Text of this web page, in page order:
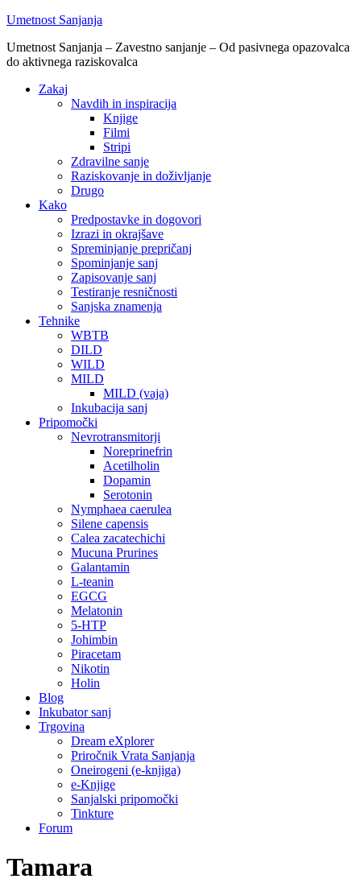
Umetnost Sanjanja
Umetnost Sanjanja – Zavestno sanjanje – Od pasivnega opazovalca
do aktivnega raziskovalca
Zakaj
Navdih in inspiracija
Knjige
Filmi
Stripi
Zdravilne sanje
Raziskovanje in doživljanje
Drugo
Kako
Predpostavke in dogovori
Izrazi in okrajšave
Spreminjanje prepričanj
Spominjanje sanj
Zapisovanje sanj
Testiranje resničnosti
Sanjska znamenja
Tehnike
WBTB
DILD
WILD
MILD
MILD (vaja)
Inkubacija sanj
Pripomočki
Nevrotransmitorji
Noreprinefrin
Acetilholin
Dopamin
Serotonin
Nymphaea caerulea
Silene capensis
Calea zacatechichi
Mucuna Prurines
Galantamin
L-teanin
EGCG
Melatonin
5-HTP
Johimbin
Piracetam
Nikotin
Holin
Blog
Inkubator sanj
Trgovina
Dream eXplorer
Priročnik Vrata Sanjanja
Oneirogeni (e-knjiga)
e-Knjige
Sanjalski pripomočki
Tinkture
Forum
Tamara